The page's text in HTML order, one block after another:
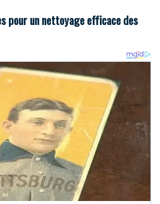
pour un nettoyage efficace des